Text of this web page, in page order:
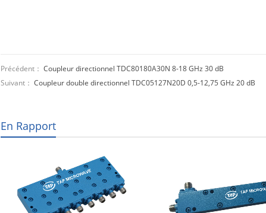
Précédent： Coupleur directionnel TDC80180A30N 8-18 GHz 30 dB
Suivant： Coupleur double directionnel TDC05127N20D 0,5-12,75 GHz 20 dB
En Rapport